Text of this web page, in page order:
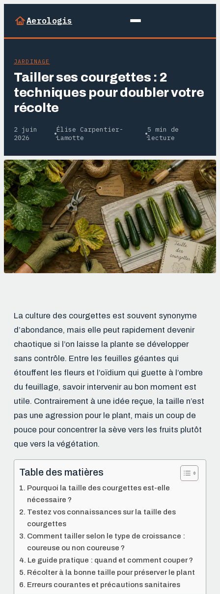
Aerologis
JARDINAGE
Tailler ses courgettes : 2
techniques pour doubler votre
récolte
2 juin
2026
·
Élise Carpentier-
Lamotte
·
5 min de
lecture
La culture des courgettes est souvent synonyme
d’abondance, mais elle peut rapidement devenir
chaotique si l’on laisse la plante se développer
sans contrôle. Entre les feuilles géantes qui
étouffent les fleurs et l’oïdium qui guette à l’ombre
du feuillage, savoir intervenir au bon moment est
utile. Contrairement à une idée reçue, la taille n’est
pas une agression pour le plant, mais un coup de
pouce pour concentrer la sève vers les fruits plutôt
que vers la végétation.
Table des matières
Pourquoi la taille des courgettes est-elle
nécessaire ?
Testez vos connaissances sur la taille des
courgettes
Comment tailler selon le type de croissance :
coureuse ou non coureuse ?
Le guide pratique : quand et comment couper ?
Récolter à la bonne taille pour préserver le plant
Erreurs courantes et précautions sanitaires